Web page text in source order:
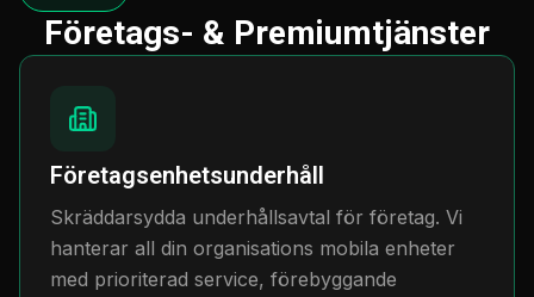
Företags- & Premiumtjänster
Företagsenhetsunderhåll
Skräddarsydda underhållsavtal för företag. Vi
hanterar all din organisations mobila enheter
med prioriterad service, förebyggande